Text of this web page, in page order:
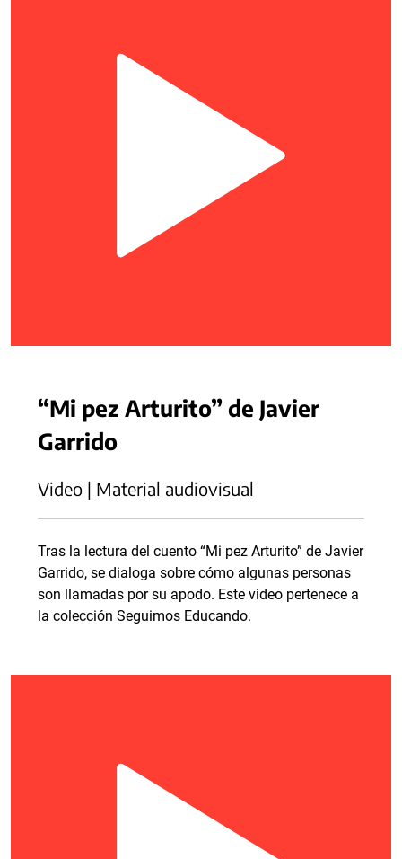
“Mi pez Arturito” de Javier
Garrido
Video | Material audiovisual
Tras la lectura del cuento “Mi pez Arturito” de Javier
Garrido, se dialoga sobre cómo algunas personas
son llamadas por su apodo. Este video pertenece a
la colección Seguimos Educando.